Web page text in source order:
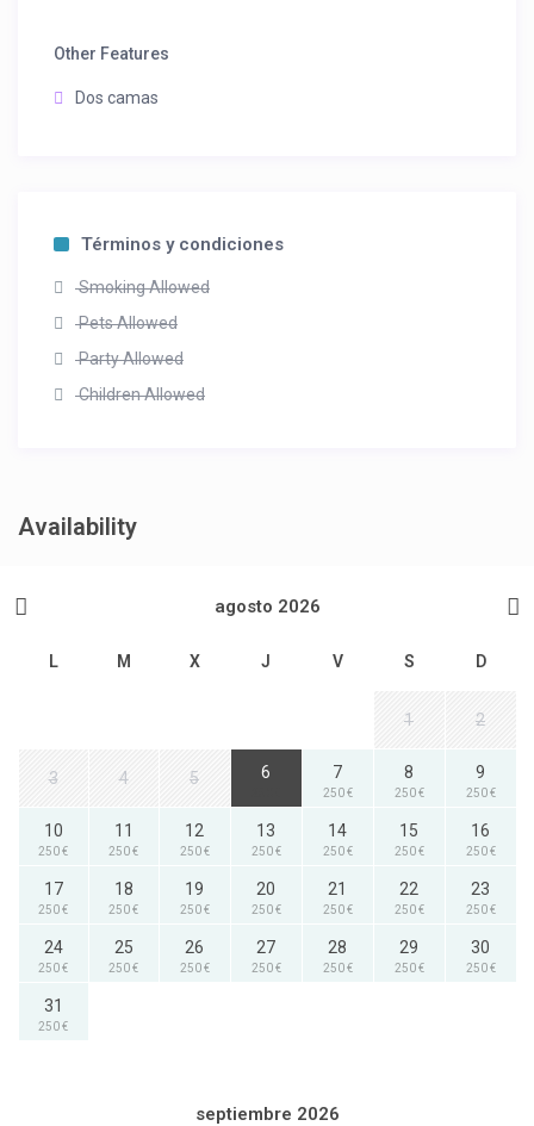
Other Features
Dos camas
Términos y condiciones
Smoking Allowed
Pets Allowed
Party Allowed
Children Allowed
Availability
agosto 2026
L M X J V S D
1 2
3 4 5 6 7
250 €
8
250 €
9
250 €
10
250 €
11
250 €
12
250 €
13
250 €
14
250 €
15
250 €
16
250 €
17
250 €
18
250 €
19
250 €
20
250 €
21
250 €
22
250 €
23
250 €
24
250 €
25
250 €
26
250 €
27
250 €
28
250 €
29
250 €
30
250 €
31
250 €
septiembre 2026